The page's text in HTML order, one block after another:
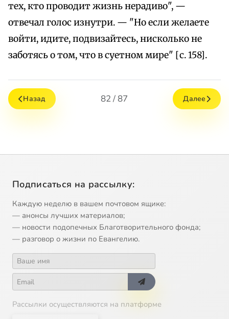
тех, кто проводит жизнь нерадиво", —
отвечал голос изнутри. — "Но если желаете
войти, идите, подвизайтесь, нисколько не
заботясь о том, что в суетном мире" [с. 158].
Назад 82 / 87 Далее
Подписаться на рассылку:
Каждую неделю в вашем почтовом ящике:
— анонсы лучших материалов;
— новости подопечных Благотворительного фонда;
— разговор о жизни по Евангелию.
Рассылки осуществляются на платформе